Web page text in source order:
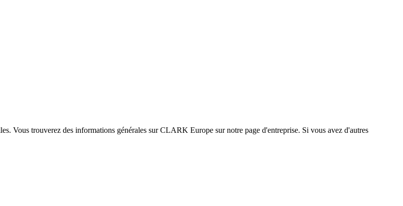
Vous trouverez des informations générales sur CLARK Europe sur notre page d'entreprise. Si vous avez d'autres